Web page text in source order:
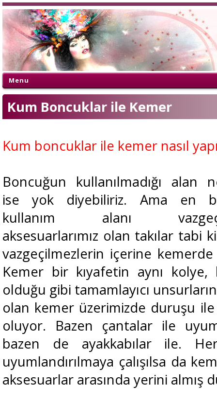
Menu
Kum Boncuklar ile Kemer
Kum boncuklar ile kemer nasıl
Boncuğun kullanılmadığı alan
ise yok diyebiliriz. Ama en
kullanım alanı
aksesuarlarımız olan takılar tabi
vazgeçilmezlerin içerine
Kemer bir kıyafetin aynı
olduğu gibi tamamlayıcı
olan kemer üzerimizde duruşu ile
oluyor. Bazen çantalar ile
bazen de ayakkabılar ile.
uyumlandırılmaya çalışılsa da
aksesuarlar arasında yerini almış